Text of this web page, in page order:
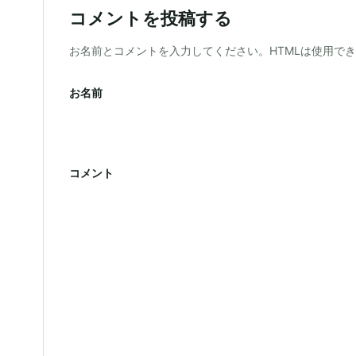
コメントを投稿する
お名前とコメントを入力してください。HTMLは使用でき
お名前
コメント
ウェブサイト